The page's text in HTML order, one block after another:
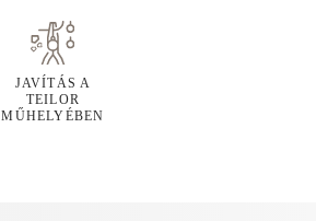
JAVÍTÁS A
TEILOR
MŰHELYÉBEN